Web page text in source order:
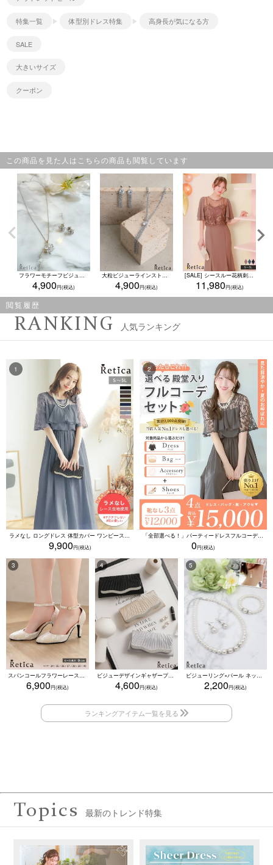
特集一覧 体型別ドレス特集 高身長が気になる方
SALE
大きいサイズ
クーポン
この商品を見た人はこちらの商品も閲覧しています
フラワーモチーフビジュー ネックレス×ピアス2点set
4,900
大粒ビジューラインストーンタッセル風ネックレス×ピアス2点セット(シルバー)
4,900
[SALE] シースルー花柄刺繍シフォンフレア袖ロングパーティードレス(Sサイズ～3Lサイズ)
11,980
閲覧履歴
RANKING 人気ランキング
ラメなし ロングドレス 体型カバー ワンピース 敏感肌対応 結婚式 二次会 お呼ばれ 大人 上品 (Sサイズ～5Lサイズ)
9,900
「全部選べる！」パーティードレスフルコーデセット (ドレス1点＋バッグ1点＋アクセ1点+靴1足/4点15000円(税込)/靴なしで12000円(税込))
0
スパンコールフラワーレースアンクルストラップハイヒールセパレートパンプス (ベージュ)
6,900
ビジューデザインギャザープリーツ入り2wayバッグ(ベージュ/シルバー/ブラック)
4,600
ビジューリング×パール ネックレス・ブレスレット・ピアス 3点セット（ホワイト）
2,200
Topics 最新のトレンド特集